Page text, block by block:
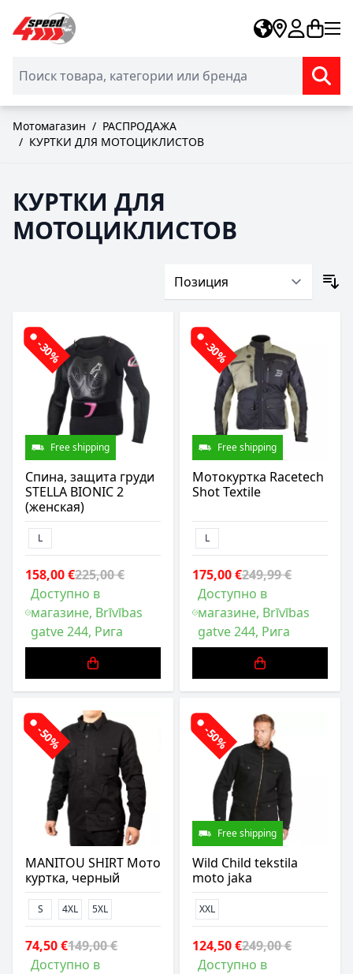
Skip to Content
Мотомагазин / РАСПРОДАЖА
/ КУРТКИ ДЛЯ МОТОЦИКЛИСТОВ
КУРТКИ ДЛЯ
МОТОЦИКЛИСТОВ
-30%
Free shipping
Спина, защита груди
STELLA BIONIC 2
(женская)
L
158,00 €225,00 €
Доступно в
магазине, Brīvības
gatve 244, Рига
-30%
Free shipping
Мотокуртка Racetech
Shot Textile
L
175,00 €249,99 €
Доступно в
магазине, Brīvības
gatve 244, Рига
-50%
MANITOU SHIRT Мото
куртка, черный
S 4XL 5XL
74,50 €149,00 €
Доступно в
-50%
Free shipping
Wild Child tekstila
moto jaka
XXL
124,50 €249,00 €
Доступно в